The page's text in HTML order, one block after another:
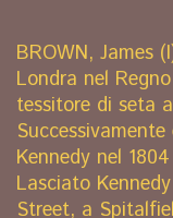
BROWN, James
Londra nel
tessitore di seta
Kennedy nel
Lasciato
Street, a